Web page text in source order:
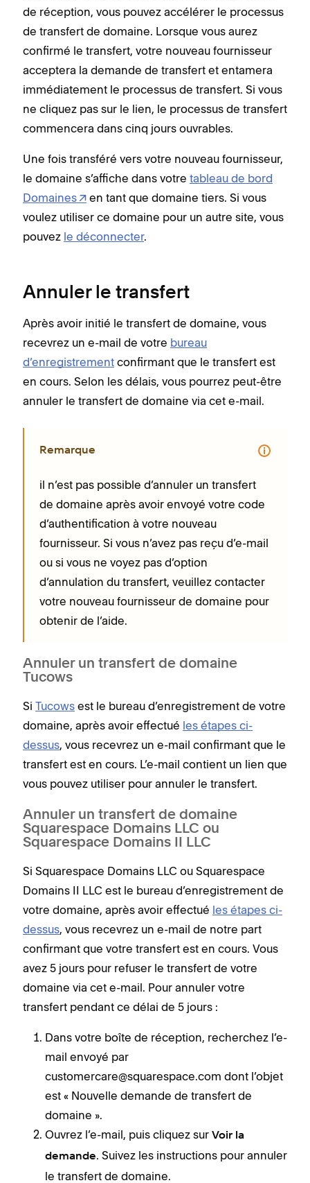
de réception, vous pouvez accélérer le processus
de transfert de domaine. Lorsque vous aurez
confirmé le transfert, votre nouveau fournisseur
acceptera la demande de transfert et entamera
immédiatement le processus de transfert. Si vous
ne cliquez pas sur le lien, le processus de transfert
commencera dans cinq jours ouvrables.
Une fois transféré vers votre nouveau fournisseur,
le domaine s’affiche dans votre tableau de bord
Domaines
en tant que domaine tiers. Si vous
voulez utiliser ce domaine pour un autre site, vous
pouvez le déconnecter.
Annuler le transfert
Après avoir initié le transfert de domaine, vous
recevrez un e-mail de votre bureau
d’enregistrement confirmant que le transfert est
en cours. Selon les délais, vous pourrez peut-être
annuler le transfert de domaine via cet e-mail.
Remarque
il n’est pas possible d’annuler un transfert
de domaine après avoir envoyé votre code
d’authentification à votre nouveau
fournisseur. Si vous n’avez pas reçu d’e-mail
ou si vous ne voyez pas d’option
d’annulation du transfert, veuillez contacter
votre nouveau fournisseur de domaine pour
obtenir de l’aide.
Annuler un transfert de domaine
Tucows
Si Tucows est le bureau d’enregistrement de votre
domaine, après avoir effectué les étapes ci-
dessus, vous recevrez un e-mail confirmant que le
transfert est en cours. L’e-mail contient un lien que
vous pouvez utiliser pour annuler le transfert.
Annuler un transfert de domaine
Squarespace Domains LLC ou
Squarespace Domains II LLC
Si Squarespace Domains LLC ou Squarespace
Domains II LLC est le bureau d’enregistrement de
votre domaine, après avoir effectué les étapes ci-
dessus, vous recevrez un e-mail de notre part
confirmant que votre transfert est en cours. Vous
avez 5 jours pour refuser le transfert de votre
domaine via cet e-mail. Pour annuler votre
transfert pendant ce délai de 5 jours :
Dans votre boîte de réception, recherchez l’e-
mail envoyé par
customercare@squarespace.com dont l’objet
est « Nouvelle demande de transfert de
domaine ».
Ouvrez l’e-mail, puis cliquez sur Voir la
demande. Suivez les instructions pour annuler
le transfert de domaine.